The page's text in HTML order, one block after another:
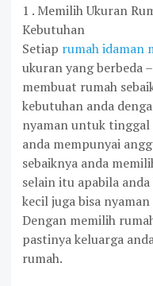
1 . Memilih Ukuran
Kebutuhan
Setiap rumah idaman
ukuran yang berbeda
membuat rumah
kebutuhan anda
nyaman untuk
anda mempunyai
sebaiknya anda
selain itu apabila
kecil juga bisa
Dengan memilih
pastinya keluarga
rumah.